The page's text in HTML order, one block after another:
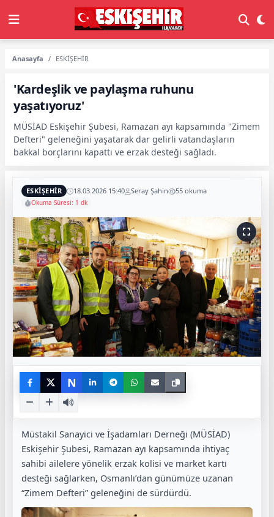
Anasayfa ESKİŞEHİR
'Kardeşlik ve paylaşma ruhunu
yaşatıyoruz'
MÜSİAD Eskişehir Şubesi, Ramazan ayı kapsamında "Zimem
Defteri" geleneğini yaşatarak dar gelirli vatandaşların
bakkal borçlarını kapattı ve erzak desteği sağladı.
ESKİŞEHİR 18.03.2026 15:40 Seray Şahin 55 okuma
Okuma Süresi: 1 dk
N
Müstakil Sanayici ve İşadamları Derneği (MÜSİAD)
Eskişehir Şubesi, Ramazan ayı kapsamında ihtiyaç
sahibi ailelere yönelik erzak kolisi ve market kartı
desteği sağlarken, Osmanlı’dan günümüze uzanan
“Zimem Defteri” geleneğini de sürdürdü.